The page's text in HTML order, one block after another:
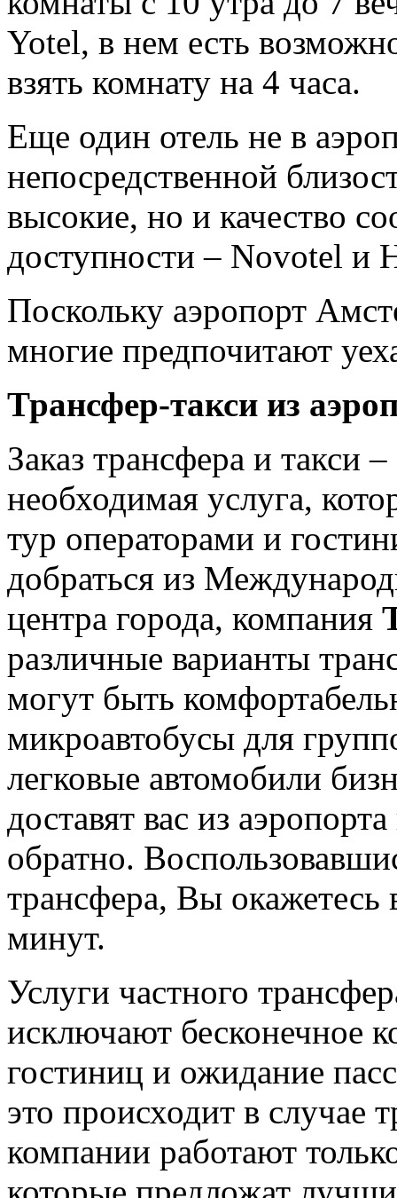
Yotel, в нем есть
взять комнату на 4 часа.
Еще один отель не в
непосредственной
высокие, но и качество
доступности – Novotel и
Поскольку аэропорт
многие предпочитают
Трансфер-такси из
Заказ трансфера и такси
необходимая услуга,
тур операторами и
добраться из
центра города, компания
различные варианты
могут быть
микроавтобусы для
легковые автомобили
доставят вас из
обратно.
трансфера, Вы окажетесь
минут.
Услуги частного
исключают бесконечное
гостиниц и ожидание
это происходит в случае
компании работают